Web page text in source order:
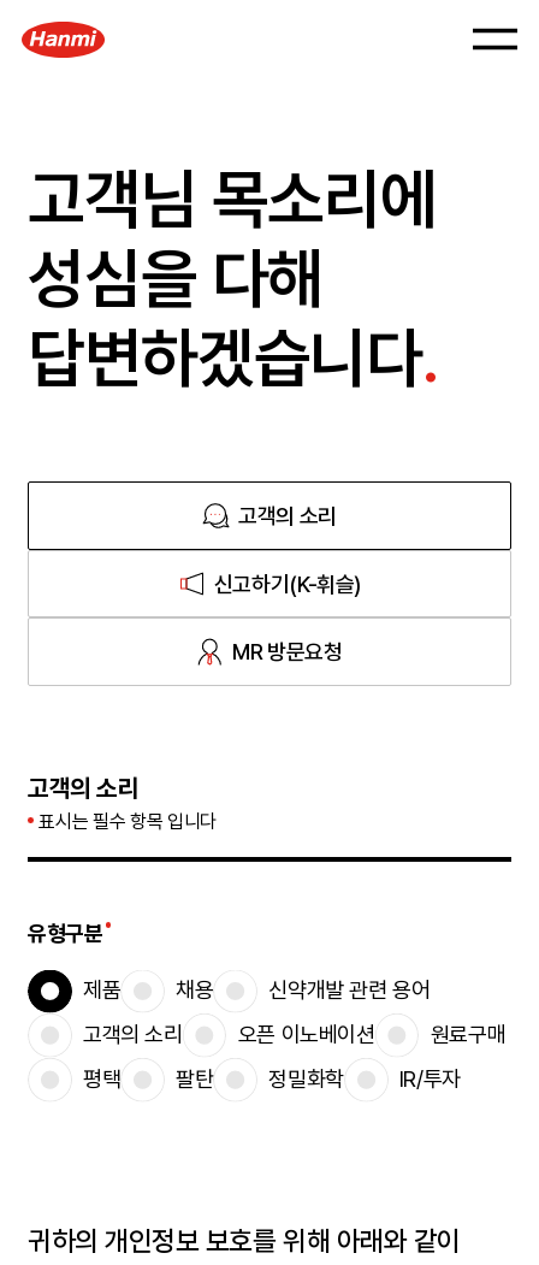
고객님 목소리에
성심을 다해
답변하겠습니다.
고객의 소리
신고하기(K-휘슬)
MR 방문요청
고객의 소리
표시는 필수 항목 입니다
유형구분
제품 채용
신약개발 관련 용어
고객의 소리
오픈 이노베이션
원료구매
평택
팔탄 정밀화학 IR/투자
귀하의 개인정보 보호를 위해 아래와 같이